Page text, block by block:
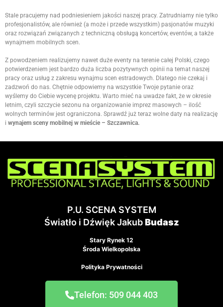
Stale pracujemy nad podniesieniem jakości naszej pracy. Zatrudniamy nie tylko
profesjonalistów, ale również (a może i przede wszystkim) pasjonatów muzyki
oraz rozwiązań związanych z techniczną obsługą koncertów, eventów, a także
wynajmem mobilnych scen.
Z powodzeniem realizujemy nawet duże eventy na terenie całej Polski, czego
potwierdzeniem jest bardzo duża liczba pozytywnych opinii na temat naszej
pracy oraz usług z zakresu wynajmu scen estradowych. Dlatego nie czekaj i
zadzwoń do nas. Chętnie odpowiemy na wszystkie Twoje pytanie oraz
wyślemy do Ciebie wycenę projektu. Warto mieć na uwadze fakt, że w okresie
letnim, czyli szczycie sezonu na organizowanie imprez masowych – ilość
wolnych terminów jest ograniczona. Sprawdź już teraz wolne daty na realizację
i wynajem sceny mobilnej w mieście – Szczawnica.
P.U. SCENA SYSTEM
Światło i Dźwięk JakubBudasz
Stary Rynek 12
Środa Wielkopolska
Polityka Prywatności
Telefon: 509 044 403